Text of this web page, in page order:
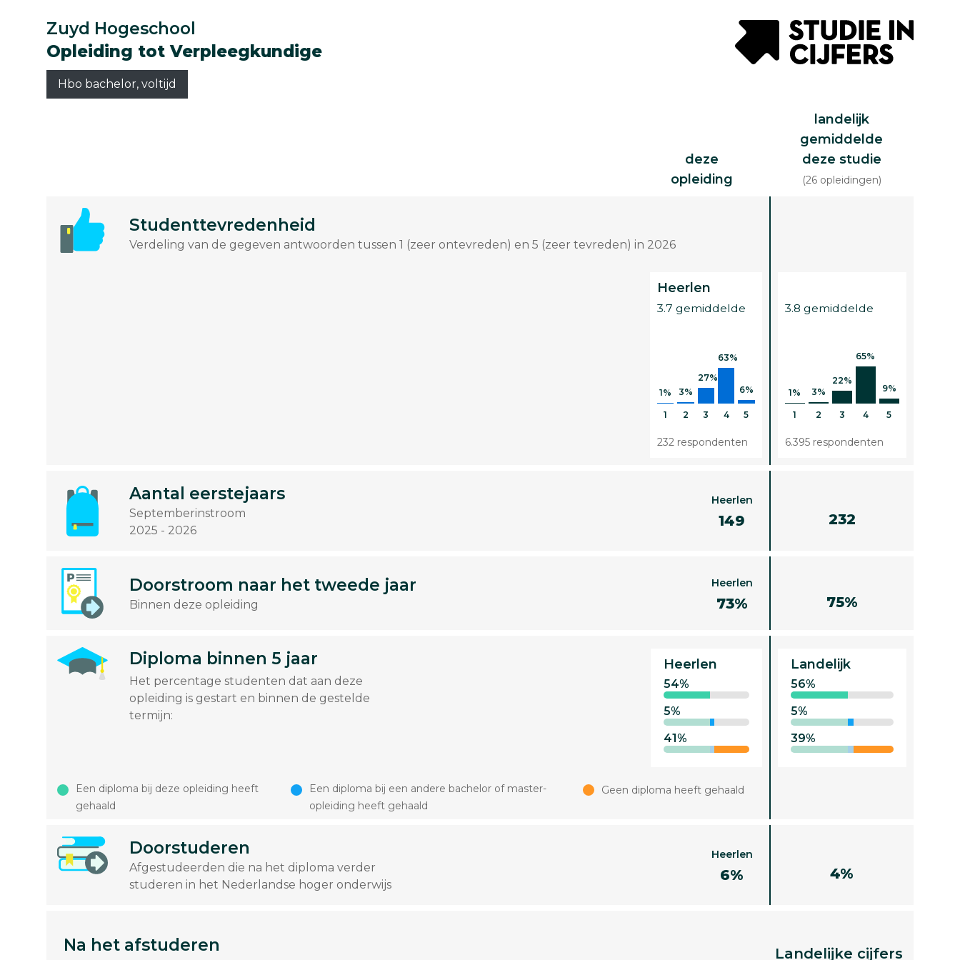
Zuyd Hogeschool
Opleiding tot Verpleegkundige
Hbo bachelor, voltijd
deze
opleiding
landelijk
gemiddelde
deze studie
(26 opleidingen)
Studenttevredenheid
Verdeling van de gegeven antwoorden tussen 1 (zeer ontevreden) en 5 (zeer tevreden) in 2026
Heerlen
3.7 gemiddelde
1%
1
3%
2
27%
3
63%
4
6%
5
232 respondenten
3.8 gemiddelde
1%
1
3%
2
22%
3
65%
4
9%
5
6.395 respondenten
Aantal eerstejaars
Septemberinstroom
2025 - 2026
Heerlen
149 232
Doorstroom naar het tweede jaar
Binnen deze opleiding
Heerlen
73% 75%
Diploma binnen 5 jaar
Het percentage studenten dat aan deze
opleiding is gestart en binnen de gestelde
termijn:
Heerlen
54%
5%
41%
Landelijk
56%
5%
39%
Een diploma bij deze opleiding heeft
gehaald
Een diploma bij een andere bachelor of master-
opleiding heeft gehaald
Geen diploma heeft gehaald
Doorstuderen
Afgestudeerden die na het diploma verder
studeren in het Nederlandse hoger onderwijs
Heerlen
6% 4%
Na het afstuderen Landelijke cijfers